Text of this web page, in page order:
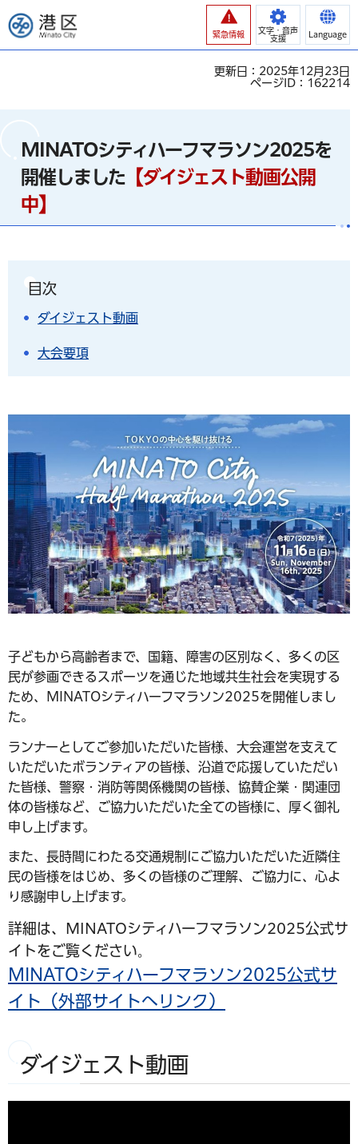
港区
緊急情報
文字・音声
支援
Language
更新日：2025年12月23日
ページID：162214
MINATOシティハーフマラソン2025を
開催しました 【ダイジェスト動画公開
中】
目次
ダイジェスト動画
大会要項
子どもから高齢者まで、国籍、障害の区別なく、多くの区
民が参画できるスポーツを通じた地域共生社会を実現する
ため、MINATOシティハーフマラソン2025を開催しまし
た。
ランナーとしてご参加いただいた皆様、大会運営を支えて
いただいたボランティアの皆様、沿道で応援していただい
た皆様、警察・消防等関係機関の皆様、協賛企業・関連団
体の皆様など、ご協力いただいた全ての皆様に、厚く御礼
申し上げます。
また、長時間にわたる交通規制にご協力いただいた近隣住
民の皆様をはじめ、多くの皆様のご理解、ご協力に、心よ
り感謝申し上げます。
詳細は、MINATOシティハーフマラソン2025公式サ
イトをご覧ください。
MINATOシティハーフマラソン2025公式サ
イト（外部サイトへリンク）
ダイジェスト動画